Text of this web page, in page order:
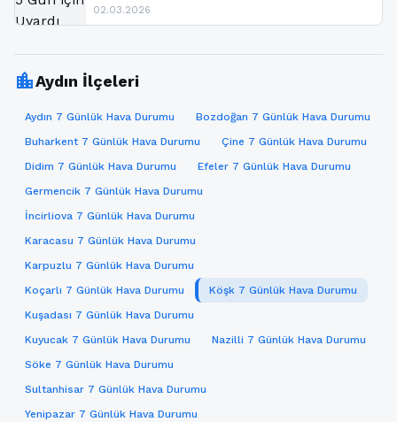
02.03.2026
location_cityAydın İlçeleri
Aydın 7 Günlük Hava Durumu
Bozdoğan 7 Günlük Hava Durumu
Buharkent 7 Günlük Hava Durumu
Çine 7 Günlük Hava Durumu
Didim 7 Günlük Hava Durumu
Efeler 7 Günlük Hava Durumu
Germencik 7 Günlük Hava Durumu
İncirliova 7 Günlük Hava Durumu
Karacasu 7 Günlük Hava Durumu
Karpuzlu 7 Günlük Hava Durumu
Koçarlı 7 Günlük Hava Durumu
Köşk 7 Günlük Hava Durumu
Kuşadası 7 Günlük Hava Durumu
Kuyucak 7 Günlük Hava Durumu
Nazilli 7 Günlük Hava Durumu
Söke 7 Günlük Hava Durumu
Sultanhisar 7 Günlük Hava Durumu
Yenipazar 7 Günlük Hava Durumu